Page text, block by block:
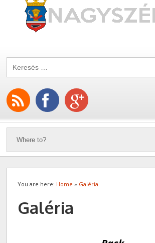
You are here: Home » Galéria
Galéria